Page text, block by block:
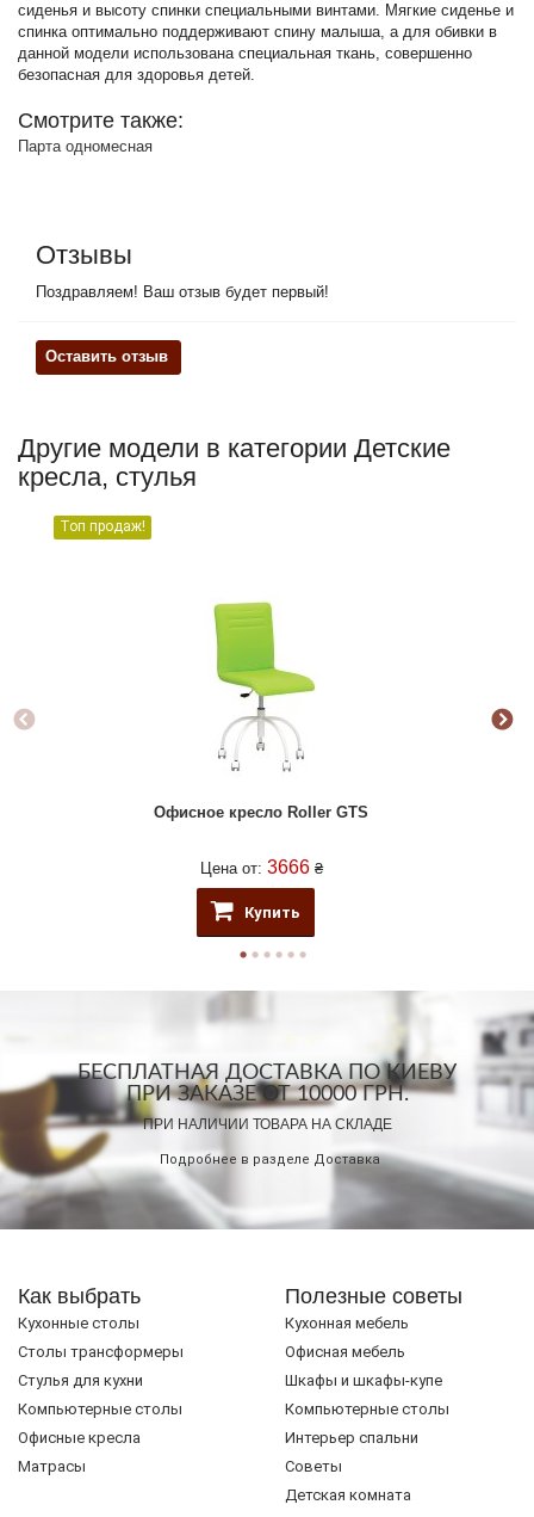
сиденья и высоту спинки специальными винтами. Мягкие сиденье и
спинка оптимально поддерживают спину малыша, а для обивки в
данной модели использована специальная ткань, совершенно
безопасная для здоровья детей.
Смотрите также:
Парта одномесная
Отзывы
Поздравляем! Ваш отзыв будет первый!
Оставить отзыв
Другие модели в категории Детские
кресла, стулья
Топ продаж!
Офисное кресло Roller GTS
Цена от: 3666 ₴
Купить
БЕСПЛАТНАЯ ДОСТАВКА ПО КИЕВУ
ПРИ ЗАКАЗЕ ОТ 10000 ГРН.
ПРИ НАЛИЧИИ ТОВАРА НА СКЛАДЕ
Подробнее в разделе Доставка
Как выбрать
Кухонные столы
Cтолы трансформеры
Стулья для кухни
Компьютерные столы
Офисные кресла
Матрасы
Полезные советы
Кухонная мебель
Офисная мебель
Шкафы и шкафы-купе
Компьютерные столы
Интерьер спальни
Советы
Детская комната